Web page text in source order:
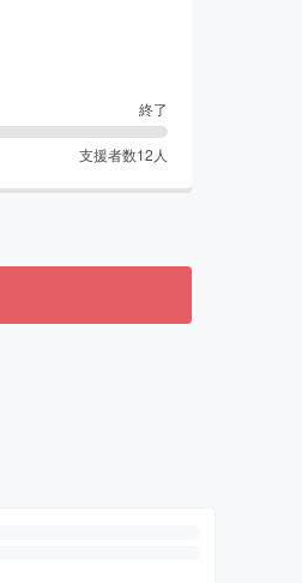
終了
支援者数12 人